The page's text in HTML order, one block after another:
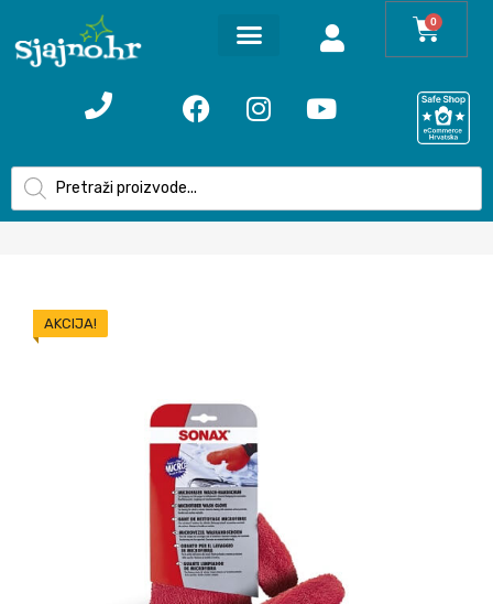
0
AKCIJA!